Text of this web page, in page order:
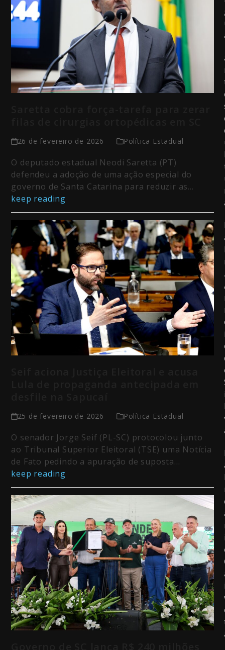
26 de fevereiro de 2026 Política Estadual
O deputado estadual Neodi Saretta (PT)
defendeu a adoção de uma ação especial do
governo de Santa Catarina para reduzir as…
keep reading
25 de fevereiro de 2026 Política Estadual
O senador Jorge Seif (PL-SC) protocolou junto
ao Tribunal Superior Eleitoral (TSE) uma Notícia
de Fato pedindo a apuração de suposta…
keep reading